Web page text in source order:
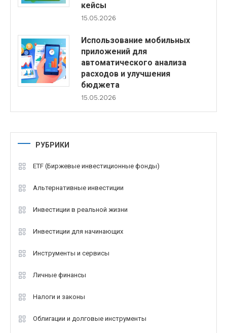
кейсы
15.05.2026
Использование мобильных
приложений для
автоматического анализа
расходов и улучшения
бюджета
15.05.2026
РУБРИКИ
ETF (Биржевые инвестиционные фонды)
Альтернативные инвестиции
Инвестиции в реальной жизни
Инвестиции для начинающих
Инструменты и сервисы
Личные финансы
Налоги и законы
Облигации и долговые инструменты